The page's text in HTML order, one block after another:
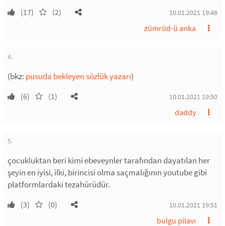
(17) (2) 10.01.2021 19:48
zümrüd-ü anka
4.
(bkz: pusuda bekleyen sözlük yazarı)
(6) (1) 10.01.2021 19:50
daddy
5.
çocukluktan beri kimi ebeveynler tarafından dayatılan her
şeyin en iyisi, ilki, birincisi olma saçmalığının youtube gibi
platformlardaki tezahürüdür.
(3) (0) 10.01.2021 19:51
bulgu pilavı